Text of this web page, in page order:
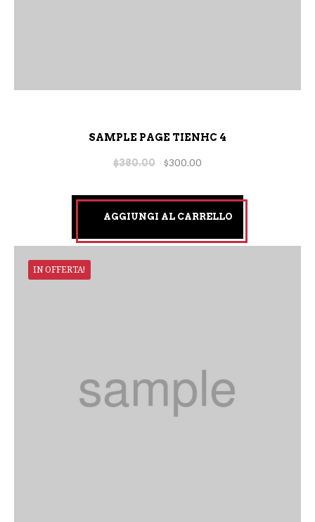
SAMPLE PAGE TIENHC 4
$380.00 $300.00
AGGIUNGI AL CARRELLO
IN OFFERTA!